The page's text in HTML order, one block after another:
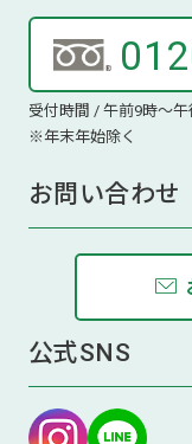
受付時間 / 午前9時～午
※年末年始除く
お問い合わせ
公式SNS